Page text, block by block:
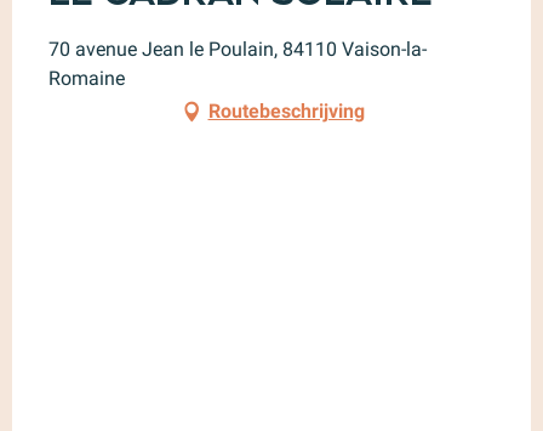
70 avenue Jean le Poulain, 84110 Vaison-la-
Romaine
Routebeschrijving